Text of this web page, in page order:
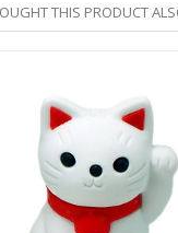
THIS PRODUCT